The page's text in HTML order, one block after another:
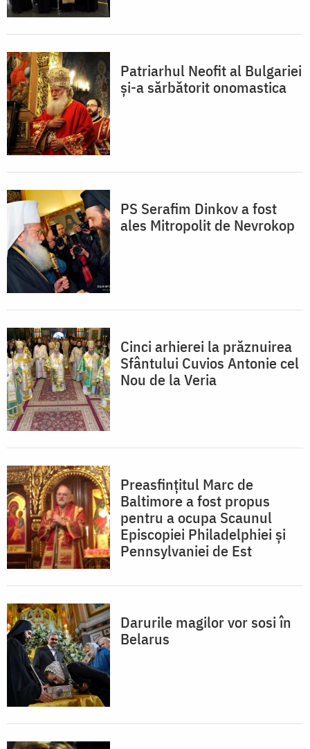
Patriarhul Neofit al Bulgariei
și-a sărbătorit onomastica
PS Serafim Dinkov a fost
ales Mitropolit de Nevrokop
Cinci arhierei la prăznuirea
Sfântului Cuvios Antonie cel
Nou de la Veria
Preasfințitul Marc de
Baltimore a fost propus
pentru a ocupa Scaunul
Episcopiei Philadelphiei și
Pennsylvaniei de Est
Darurile magilor vor sosi în
Belarus